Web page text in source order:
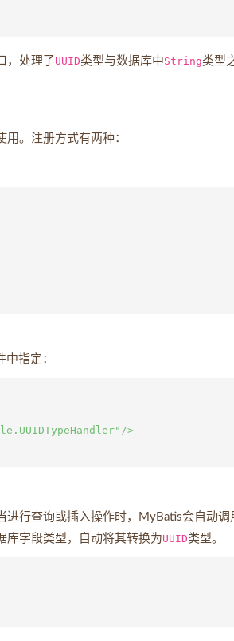
，处理了 UUID类型与数据库中String类型
。注册方式有两种：
指定：
>
进行查询或插入操作时，MyBatis会自动调
库字段类型，自动将其转换为UUID类型。